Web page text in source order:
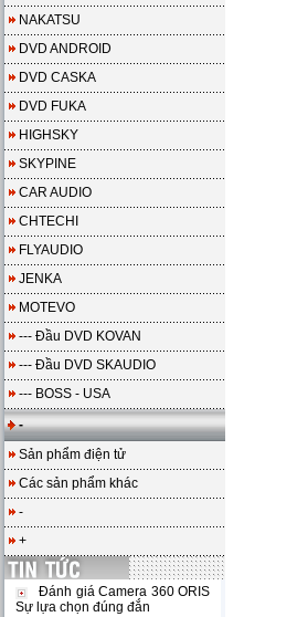
NAKATSU
DVD ANDROID
DVD CASKA
DVD FUKA
HIGHSKY
SKYPINE
CAR AUDIO
CHTECHI
FLYAUDIO
JENKA
MOTEVO
--- Đầu DVD KOVAN
--- Đầu DVD SKAUDIO
--- BOSS - USA
-
Sản phẩm điện tử
Các sản phẩm khác
-
+
Đánh giá Camera 360 ORIS
Sự lựa chọn đúng đắn